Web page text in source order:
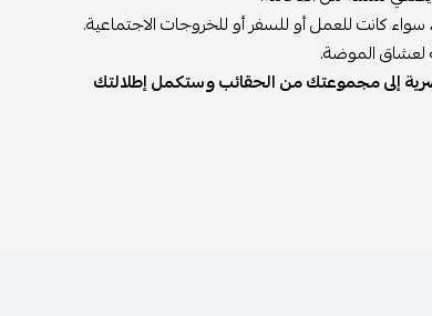
كانت للعمل أو للسفر أو للخروجات الاجتماعية.
لعشاق الموضة.
إلى مجموعتك من الحقائب وستكمل إطلالتك